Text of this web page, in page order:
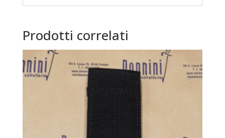
Prodotti correlati